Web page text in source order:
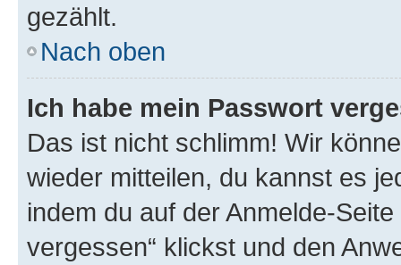
gezählt.
Nach oben
Ich habe mein Passwort
Das ist nicht schlimm! Wir
wieder mitteilen, du kannst es
indem du auf der Anmelde-
vergessen“ klickst und den